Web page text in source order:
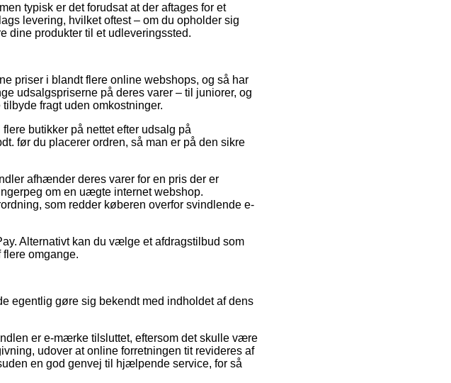
typisk er det forudsat at der aftages for et
levering, hvilket oftest – om du opholder sig
dine produkter til et udleveringssted.
priser i blandt flere online webshops, og så har
udsalgspriserne på deres varer – til juniorer, og
fragt uden omkostninger.
butikker på nettet efter udsalg på
før du placerer ordren, så man er på den sikre
afhænder deres varer for en pris der er
om en uægte internet webshop.
som redder køberen overfor svindlende e-
Alternativt kan du vælge et afdragstilbud som
omgange.
egentlig gøre sig bekendt med indholdet af dens
er e-mærke tilsluttet, eftersom det skulle være
udover at online forretningen tit revideres af
en god genvej til hjælpende service, for så